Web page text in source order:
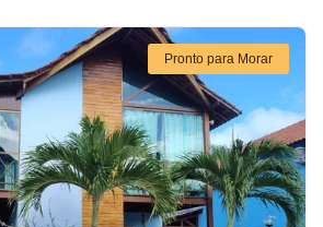
Pronto para Morar